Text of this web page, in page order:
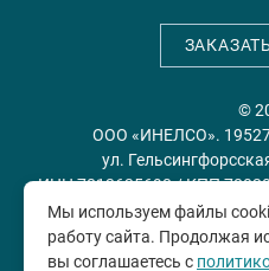
©
ООО «ИНЕЛСО».
ул.
ИНН 7813635698 / КПП
Политика
Мы используем файлы
работу сайта. Продолжая
вы соглашаетесь с